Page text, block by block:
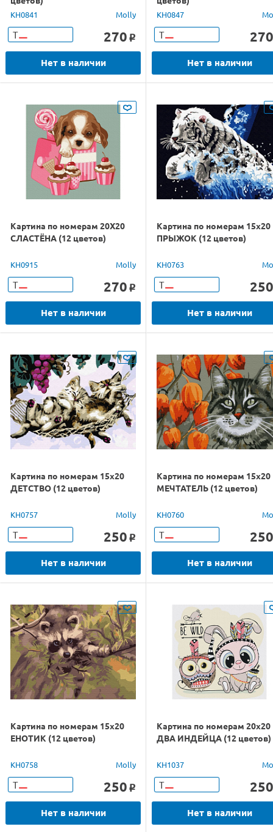
KH0841 Molly
Т 270 o
Нет в наличии
KH0847
Т 270
Нет в наличии
Картина по номерам 20Х20
СЛАСТЁНА (12 цветов)
KH0915 Molly
Т 270 o
Нет в наличии
Картина по номерам 15х20
ПРЫЖОК (12 цветов)
KH0763
Т 250
Нет в наличии
Картина по номерам 15х20
ДЕТСТВО (12 цветов)
KH0757 Molly
Т 250 o
Нет в наличии
Картина по номерам 15х20
МЕЧТАТЕЛЬ (12 цветов)
KH0760
Т 250
Нет в наличии
Картина по номерам 15х20
ЕНОТИК (12 цветов)
KH0758 Molly
Т 250 o
Нет в наличии
Картина по номерам 20х20
ДВА ИНДЕЙЦА (12 цветов)
KH1037
Т 250
Нет в наличии